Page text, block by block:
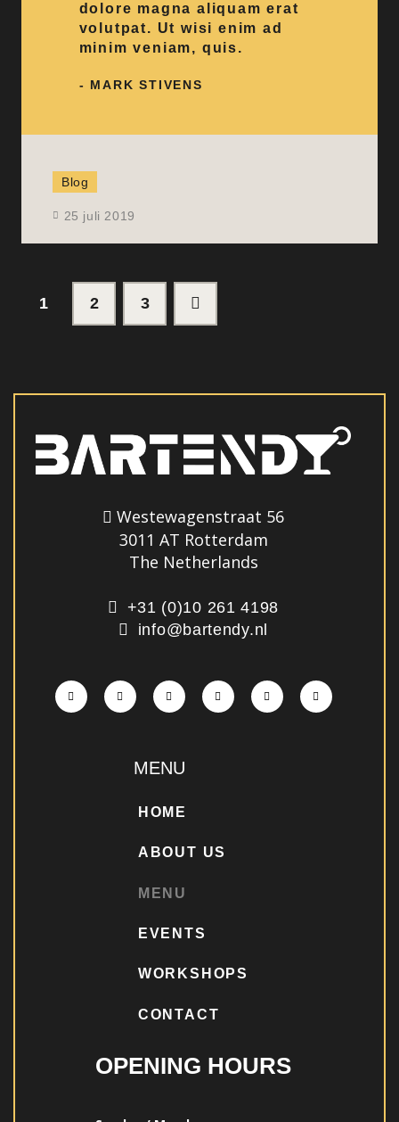
dolore magna aliquam erat
volutpat. Ut wisi enim ad
minim veniam, quis.
- MARK STIVENS
Blog
25 juli 2019
1 2 3
Westewagenstraat 56
3011 AT Rotterdam
The Netherlands
+31 (0)10 261 4198
info@bartendy.nl
MENU
HOME
ABOUT US
MENU
EVENTS
WORKSHOPS
CONTACT
OPENING HOURS